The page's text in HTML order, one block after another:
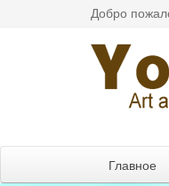
Добро
Главное